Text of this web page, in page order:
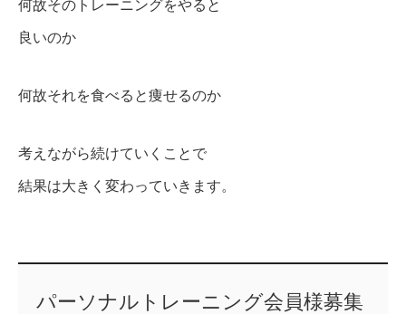
何故そのトレーニングをやると
良いのか
何故それを食べると痩せるのか
考えながら続けていくことで
結果は大きく変わっていきます。
パーソナルトレーニング会員様募集